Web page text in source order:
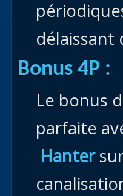
délaissant
Bonus 4P :
Le bonus
parfaite
Hanter